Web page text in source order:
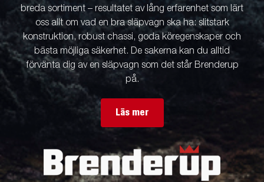
breda sortiment – resultatet av lång erfarenhet som lärt
oss allt om vad en bra släpvagn ska ha: slitstark
konstruktion, robust chassi, goda köregenskaper och
bästa möjliga säkerhet. De sakerna kan du alltid
förvänta dig av en släpvagn som det står Brenderup
på.
Läs mer